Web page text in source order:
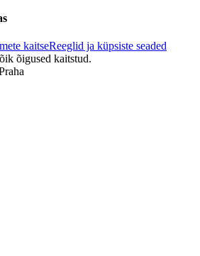
kaitseReeglid ja küpsiste seaded
õigused kaitstud.